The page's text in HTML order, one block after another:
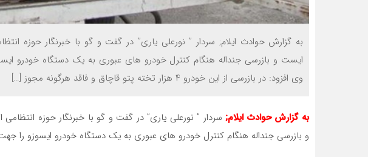
به گزارش حوادث ایلام; سردار ” نورعلی یاری” در گفت و گو با خبرنگار حوزه
ایست و بازرسی جنداله هنگام کنترل خودرو های عبوری به یک دستگاه خودرو
وي افزود: در بازرسي از این خودرو ۴ هزار تخته پتو قاچاق و فاقد هرگونه مجوز […]
به گزارش حوادث ایلام; سردار ” نورعلی یاری” در گفت و گو با خبرنگار حوزه
و بازرسی جنداله هنگام کنترل خودرو های عبوری به یک دستگاه خودرو ایسوزو را